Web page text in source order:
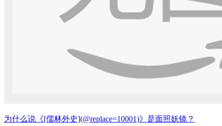
为什么说《[儒林外史](@replace=10001)》是面照妖镜？